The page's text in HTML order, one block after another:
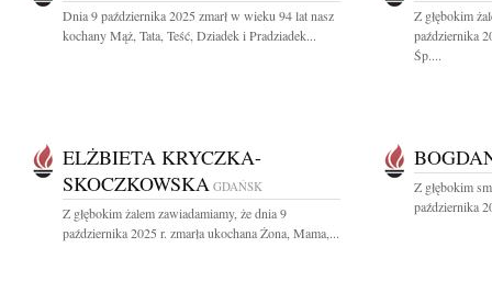
Dnia 9 października 2025 zmarł w wieku 94 lat nasz
kochany Mąż, Tata, Teść, Dziadek i Pradziadek...
Z głębokim
października
Śp....
ELŻBIETA KRYCZKA-
SKOCZKOWSKA GDAŃSK
Z głębokim żalem zawiadamiamy, że dnia 9
października 2025 r. zmarła ukochana Żona, Mama,...
Z głębokim
października